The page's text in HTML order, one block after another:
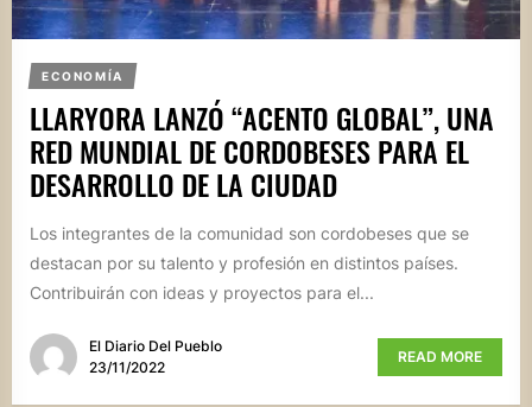
ECONOMÍA
LLARYORA LANZÓ “ACENTO GLOBAL”, UNA
RED MUNDIAL DE CORDOBESES PARA EL
DESARROLLO DE LA CIUDAD
Los integrantes de la comunidad son cordobeses que se
destacan por su talento y profesión en distintos países.
Contribuirán con ideas y proyectos para el...
El Diario Del Pueblo
23/11/2022
READ MORE